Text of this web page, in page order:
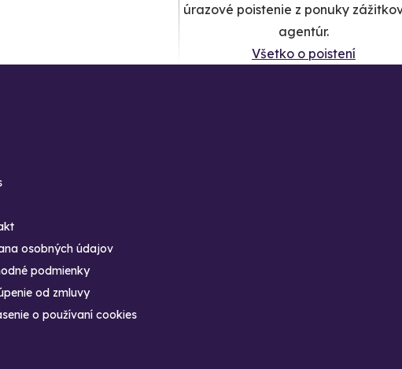
úrazové poistenie z ponuky
agentúr.
Všetko o poistení
osobných údajov
podmienky
od zmluvy
o používaní cookies